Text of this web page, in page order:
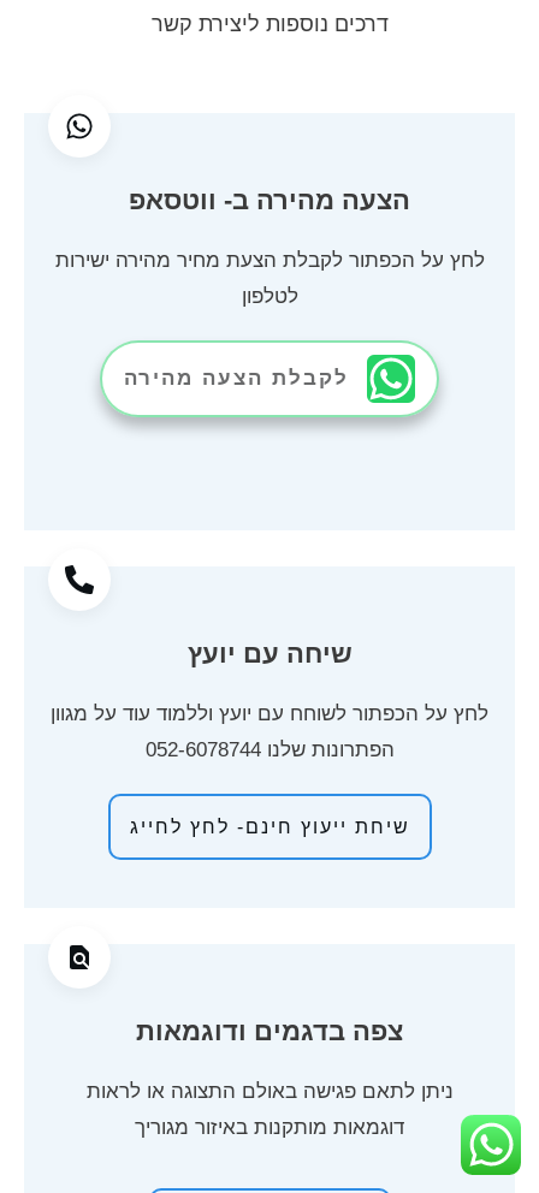
דרכים נוספות ליצירת קשר
הצעה מהירה ב- ווטסאפ
לחץ על הכפתור לקבלת הצעת מחיר מהירה ישירות
לטלפון
לקבלת הצעה מהירה
שיחה עם יועץ
לחץ על הכפתור לשוחח עם יועץ וללמוד עוד על מגוון
הפתרונות שלנו052-6078744
שיחת ייעוץ חינם- לחץ לחייג
צפה בדגמים ודוגמאות
ניתן לתאם פגישה באולם התצוגה או לראות
דוגמאות מותקנות באיזור מגוריך